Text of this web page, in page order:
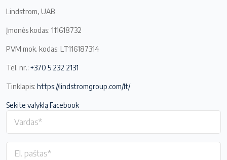
Lindstrom, UAB
Įmonės kodas: 111618732
PVM mok. kodas: LT116187314
Tel. nr.: +370 5 232 2131
Tinklapis: https://lindstromgroup.com/lt/
Sekite valyklą Facebook